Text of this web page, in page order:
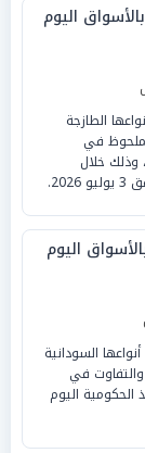
اليوم
الطازجة
في
وذلك خلال
اليوم
السودانية
والتفاوت في
الحكومية اليوم